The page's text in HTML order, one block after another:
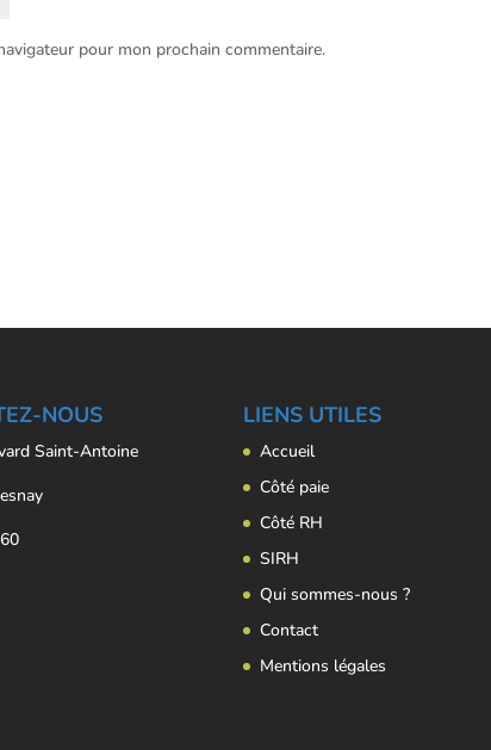
pour mon prochain commentaire.
NOUS
Saint-Antoine
LIENS UTILES
Accueil
Côté paie
Côté RH
SIRH
Qui sommes-nous ?
Contact
Mentions légales